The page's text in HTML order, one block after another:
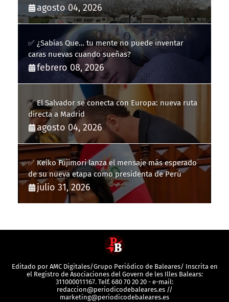
fracaso heredado
agosto 04, 2026
✅ ¿Sabías Que… tu mente no puede inventar
caras nuevas cuando sueñas?
febrero 08, 2026
✅ El Salvador se conecta con Europa: nueva ruta
directa a Madrid
agosto 04, 2026
✅ Keiko Fujimori lanza el mensaje más esperado
de su nueva etapa como presidenta de Perú
julio 31, 2026
Editado por AMC Digitales/Grupo Periódico de Baleares/ Inscrita en
el Registro de Asociaciones del Govern de les Illes Balears:
311000011167. Telf. 680 70 20 20 - e-mail:
redaccion@periodicodebaleares.es //
marketing@periodicodebaleares.es